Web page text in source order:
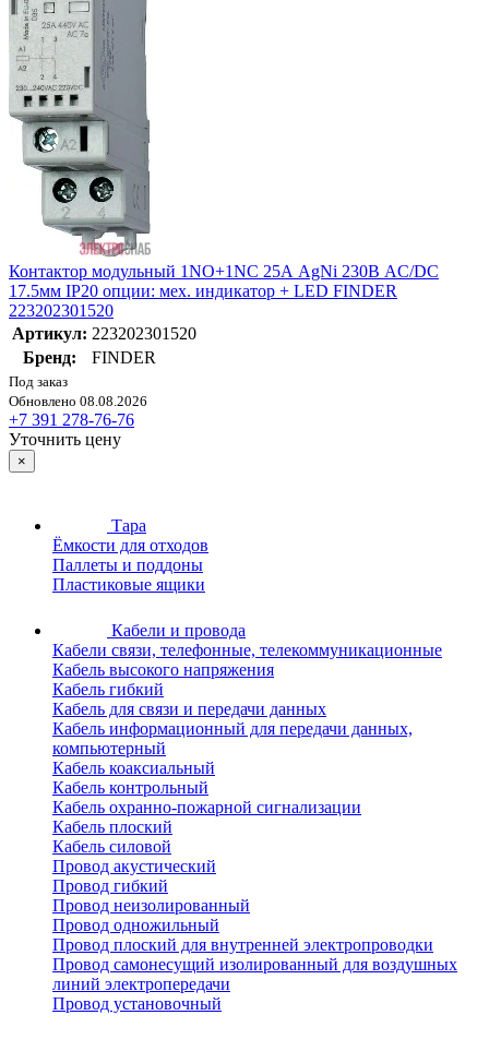
Контактор модульный 1NO+1NC 25А AgNi 230В AC/DC
17.5мм IP20 опции: мех. индикатор + LED FINDER
223202301520
Артикул: 223202301520
Бренд:
FINDER
Под заказ
Обновлено 08.08.2026
+7 391 278-76-76
Уточнить цену
×
Тара
Ёмкости для отходов
Паллеты и поддоны
Пластиковые ящики
Кабели и провода
Кабели связи, телефонные, телекоммуникационные
Кабель высокого напряжения
Кабель гибкий
Кабель для связи и передачи данных
Кабель информационный для передачи данных,
компьютерный
Кабель коаксиальный
Кабель контрольный
Кабель охранно-пожарной сигнализации
Кабель плоский
Кабель силовой
Провод акустический
Провод гибкий
Провод неизолированный
Провод одножильный
Провод плоский для внутренней электропроводки
Провод самонесущий изолированный для воздушных
линий электропередачи
Провод установочный